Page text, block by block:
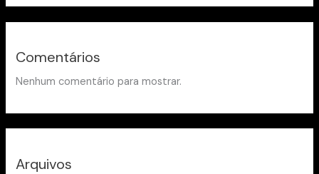
Comentários
Nenhum comentário para mostrar.
Arquivos